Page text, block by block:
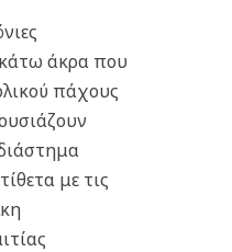
κάτω άκρα που
πάχους
με τις